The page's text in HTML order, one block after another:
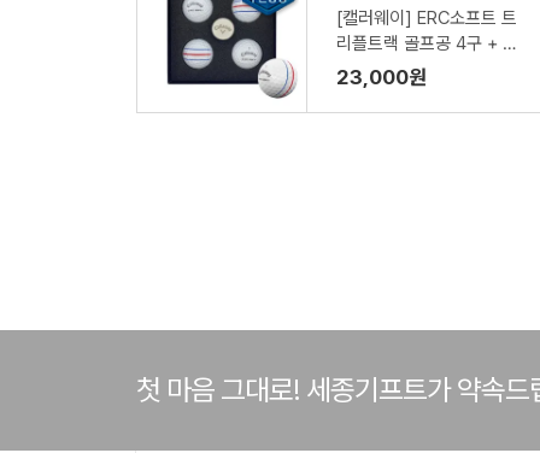
[캘러웨이] ERC소프트 트
리플트랙 골프공 4구 + 볼
마커
23,000원
첫 마음 그대로! 세종기프트가 약속드